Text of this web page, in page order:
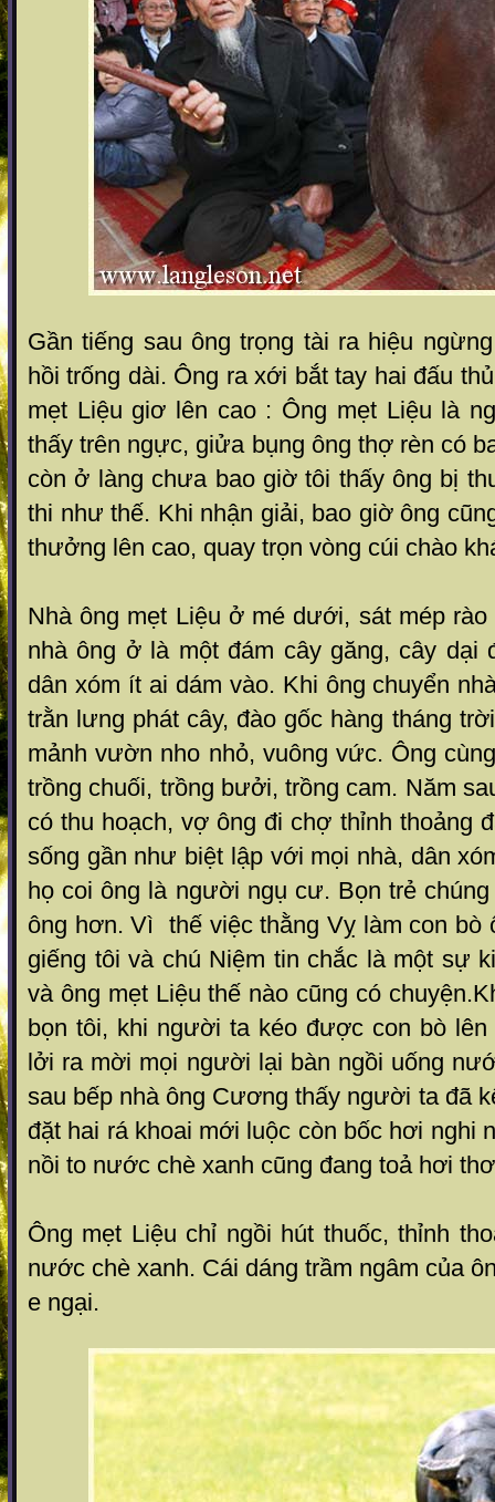
Gần tiếng sau ông trọng tài ra hiệu
hồi trống dài. Ông ra xới bắt tay hai đấu
mẹt Liệu giơ lên cao : Ông mẹt Liệu là
thấy trên ngực, giửa bụng ông thợ rèn có
còn ở làng chưa bao giờ tôi thấy ông bị
thi như thế. Khi nhận giải, bao giờ ông
thưởng lên cao, quay trọn vòng cúi chào
Nhà ông mẹt Liệu ở mé dưới, sát mép
nhà ông ở là một đám cây găng, cây dại
dân xóm ít ai dám vào. Khi ông chuyển
trằn lưng phát cây, đào gốc hàng tháng
mảnh vườn nho nhỏ, vuông vức. Ông
trồng chuối, trồng bưởi, trồng cam. Năm
có thu hoạch, vợ ông đi chợ thỉnh thoảng
sống gần như biệt lập với mọi nhà, dân
họ coi ông là người ngụ cư. Bọn trẻ
ông hơn. Vì thế việc thằng Vỵ làm con bò
giếng tôi và chú Niệm tin chắc là một sự
và ông mẹt Liệu thế nào cũng có
bọn tôi, khi người ta kéo được con bò
lởi ra mời mọi người lại bàn ngồi uống
sau bếp nhà ông Cương thấy người ta đã
đặt hai rá khoai mới luộc còn bốc hơi nghi
nồi to nước chè xanh cũng đang toả hơi
Ông mẹt Liệu chỉ ngồi hút thuốc, thỉnh
nước chè xanh. Cái dáng trầm ngâm của
e ngại.